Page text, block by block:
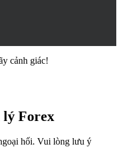
cảnh giác!
lý Forex
hối. Vui lòng lưu ý